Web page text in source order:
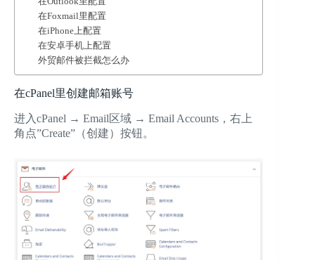
在Foxmail里配置
在iPhone上配置
在安卓手机上配置
外贸邮件被拦截怎么办
在cPanel里创建邮箱账号
进入cPanel → Email区域 → Email Accounts，右上
角点”Create”（创建）按钮。